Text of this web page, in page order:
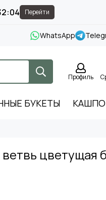
Перейти
WhatsApp
Профиль
БУКЕТЫ КАШПО
цветущая